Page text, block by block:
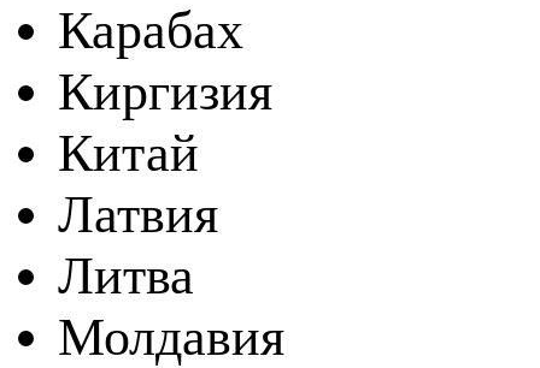
Карабах
Киргизия
Китай
Латвия
Литва
Молдавия